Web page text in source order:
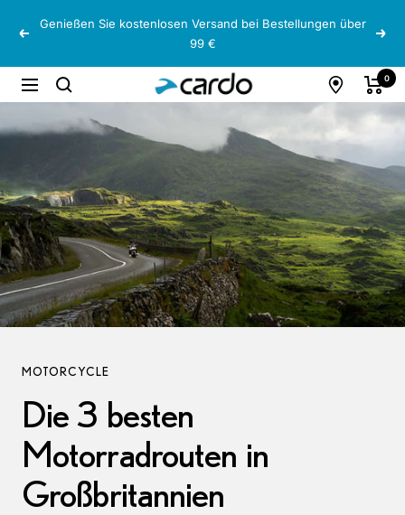
zumZurück
Genießen Sie kostenlosen Versand bei Bestellungen über
99 €
Navigation
Cardo
Systems
0
MOTORCYCLE
Die 3 besten
Motorradrouten in
Großbritannien